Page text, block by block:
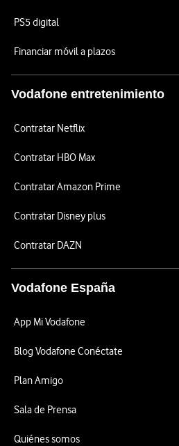
PS5 digital
Financiar móvil a plazos
Vodafone entretenimiento
Contratar Netflix
Contratar HBO Max
Contratar Amazon Prime
Contratar Disney plus
Contratar DAZN
Vodafone España
App Mi Vodafone
Blog Vodafone Conéctate
Plan Amigo
Sala de Prensa
Quiénes somos